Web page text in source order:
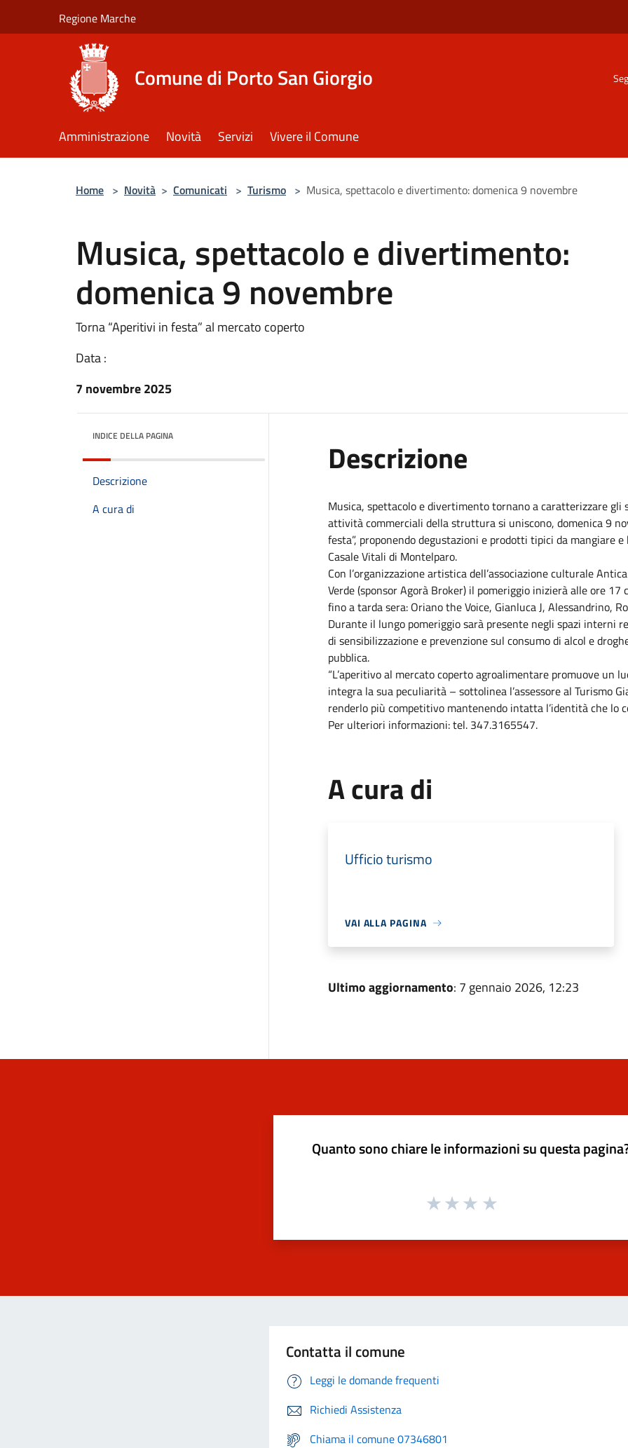
Regione Marche
Comune di Porto San Giorgio
Amministrazione Novità Servizi Vivere il Comune
Home > Novità > Comunicati > Turismo > Musica, spettacolo e divertimento: domenica 9 novembre
Musica, spettacolo e divertimento:
domenica 9 novembre
Torna “Aperitivi in festa” al mercato coperto
Data :
7 novembre 2025
INDICE DELLA PAGINA
Descrizione
A cura di
Descrizione
Musica, spettacolo e divertimento tornano a caratterizzare
attività commerciali della struttura si uniscono, domenica 9
festa”, proponendo degustazioni e prodotti tipici da mangiare
Casale Vitali di Montelparo.
Con l’organizzazione artistica dell’associazione culturale
Verde (sponsor Agorà Broker) il pomeriggio inizierà alle ore
fino a tarda sera: Oriano the Voice, Gianluca J, Alessandrino,
Durante il lungo pomeriggio sarà presente negli spazi interni
di sensibilizzazione e prevenzione sul consumo di alcol e
pubblica.
“L’aperitivo al mercato coperto agroalimentare promuove un
integra la sua peculiarità – sottolinea l’assessore al Turismo
renderlo più competitivo mantenendo intatta l’identità che lo
Per ulteriori informazioni: tel. 347.3165547.
A cura di
Ufficio turismo
VAI ALLA PAGINA
Ultimo aggiornamento: 7 gennaio 2026, 12:23
Quanto sono chiare le informazioni su questa
Contatta il comune
Leggi le domande frequenti
Richiedi Assistenza
Chiama il comune 07346801